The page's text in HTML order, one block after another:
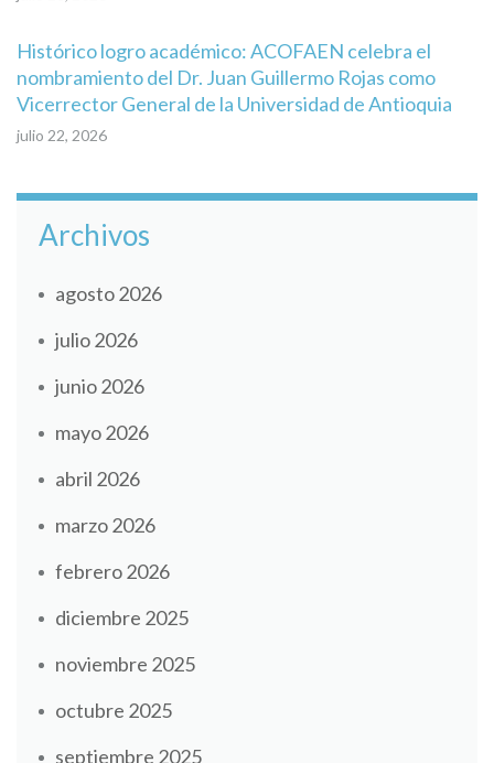
Histórico logro académico: ACOFAEN celebra el
nombramiento del Dr. Juan Guillermo Rojas como
Vicerrector General de la Universidad de Antioquia
julio 22, 2026
Archivos
agosto 2026
julio 2026
junio 2026
mayo 2026
abril 2026
marzo 2026
febrero 2026
diciembre 2025
noviembre 2025
octubre 2025
septiembre 2025